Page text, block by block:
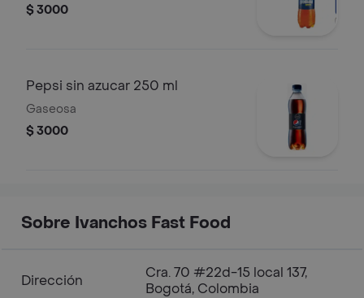
$ 3000
Pepsi sin azucar 250 ml
Gaseosa
$ 3000
Sobre Ivanchos Fast Food
Dirección
Cra. 70 #22d-15 local 137,
Bogotá, Colombia